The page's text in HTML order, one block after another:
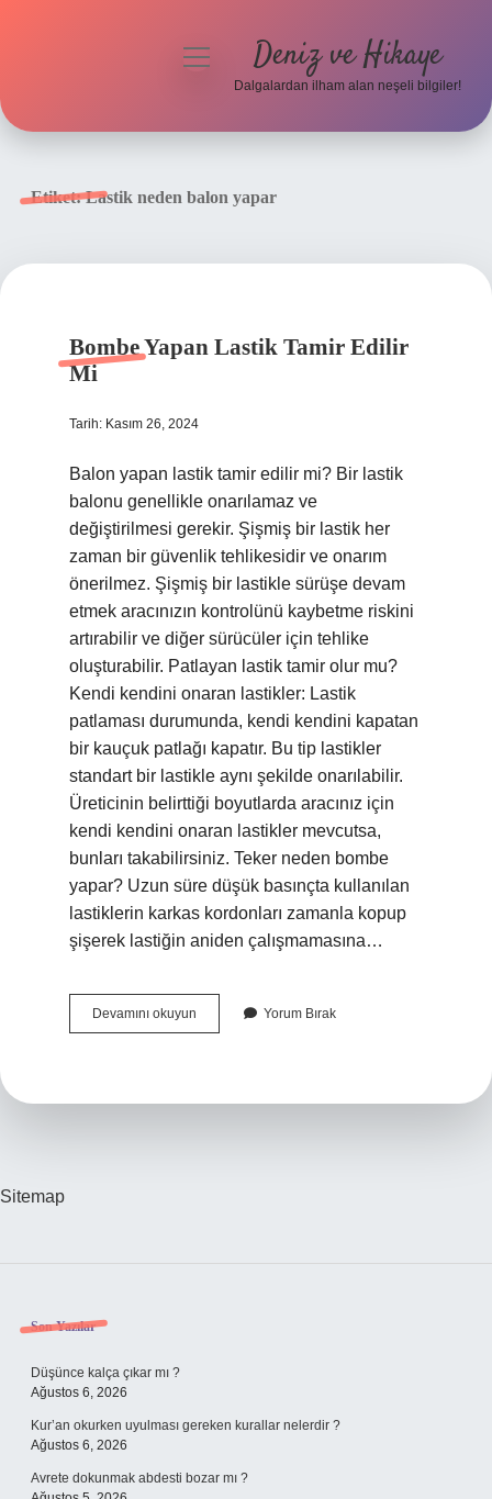
menüyü
Deniz ve Hikaye
Dalgalardan ilham alan neşeli bilgiler!
Etiket:Lastik neden balon yapar
Bombe Yapan Lastik Tamir Edilir
Mi
Tarih: Kasım 26, 2024
Balon yapan lastik tamir edilir mi? Bir lastik
balonu genellikle onarılamaz ve
değiştirilmesi gerekir. Şişmiş bir lastik her
zaman bir güvenlik tehlikesidir ve onarım
önerilmez. Şişmiş bir lastikle sürüşe devam
etmek aracınızın kontrolünü kaybetme riskini
artırabilir ve diğer sürücüler için tehlike
oluşturabilir. Patlayan lastik tamir olur mu?
Kendi kendini onaran lastikler: Lastik
patlaması durumunda, kendi kendini kapatan
bir kauçuk patlağı kapatır. Bu tip lastikler
standart bir lastikle aynı şekilde onarılabilir.
Üreticinin belirttiği boyutlarda aracınız için
kendi kendini onaran lastikler mevcutsa,
bunları takabilirsiniz. Teker neden bombe
yapar? Uzun süre düşük basınçta kullanılan
lastiklerin karkas kordonları zamanla kopup
şişerek lastiğin aniden çalışmamasına…
Devamını okuyun
Yapan
Yorum Bırak
Sitemap
Sidebar
Son Yazılar
Düşünce kalça çıkar mı ?
Ağustos 6, 2026
Kur’an okurken uyulması gereken kurallar nelerdir ?
Ağustos 6, 2026
Avrete dokunmak abdesti bozar mı ?